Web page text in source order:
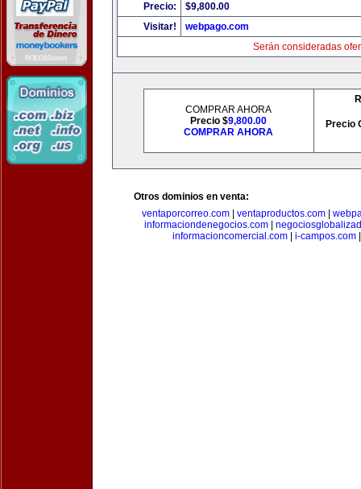
Precio:
$9,800.00
Visitar!
webpago.com
Serán consideradas
COMPRAR AHORA
Precio $9,800.00
COMPRAR AHORA
Precio
Otros dominios en venta:
ventaporcorreo.com
ventaproductos.com
informaciondenegocios.com|
informacioncomercial.com| i-campos.com